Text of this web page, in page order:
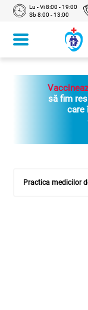
Lu - Vi 8:00 - 19:00
Sb 8:00 - 13:00
să fim
care
Practica medicilor